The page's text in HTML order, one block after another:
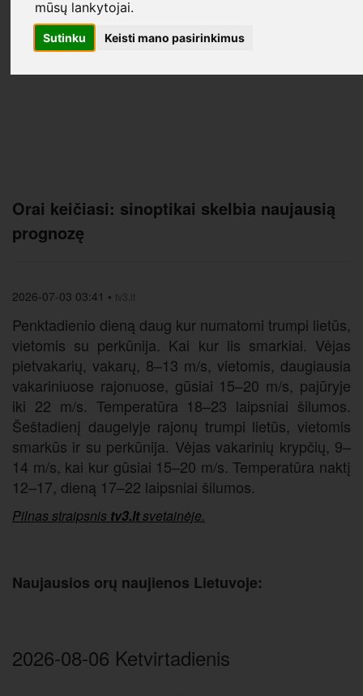
mūsų lankytojai.
Sutinku Keisti mano pasirinkimus
Orai keičiasi: sinoptikai skelbia naujausią
prognozę
2026-07-03 03:41 • tv3.lt
Penktadienio dieną daug kur numatomi trumpi lietūs,
vietomis su perkūnija. Kai kur lis smarkiai. Vėjas
pietvakarių, vakarų, 8–13 m/s, vietomis, daugiausia
vakariniuose rajonuose, gūsiai 15–20 m/s, pajūryje
iki 22 m/s. Temperatūra 18–23 laipsniai šilumos.
Šeštadienį daugelyje rajonų trumpi lietūs, vietomis
smarkūs ir su perkūnija. Vėjas vakarinių krypčių, 9–
14 m/s, kai kur gūsiai 15–20 m/s. Temperatūra naktį
12–17, dieną 17–22 laipsniai šilumos.
Pilnas straipsnis tv3.ltsvetainėje.
Naujausios orų naujienos Lietuvoje:
2026-08-06 Ketvirtadienis